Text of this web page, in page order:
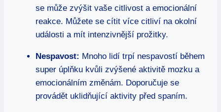
se může zvýšit vaše citlivost a emocionální
reakce. Můžete se cítit více citliví na okolní
události a mít intenzivnější prožitky.
Nespavost: Mnoho lidí trpí nespavostí během
super úplňku kvůli zvýšené aktivitě mozku a
emocionálním změnám. Doporučuje se
provádět uklidňující aktivity před spaním.